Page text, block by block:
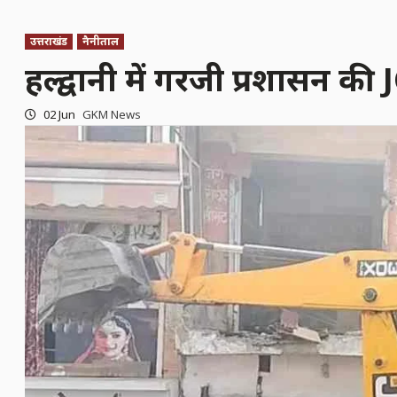
उत्तराखंड नैनीताल
हल्द्वानी में गरजी प्रशासन की
02 Jun GKM News